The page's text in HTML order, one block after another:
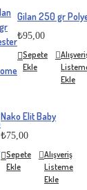
Gilan 250 gr
₺95,00
Sepete
Ekle
Ekle
Nako Elit Baby
₺75,00
Sepete
Ekle
Alışveriş
Listeme
Ekle